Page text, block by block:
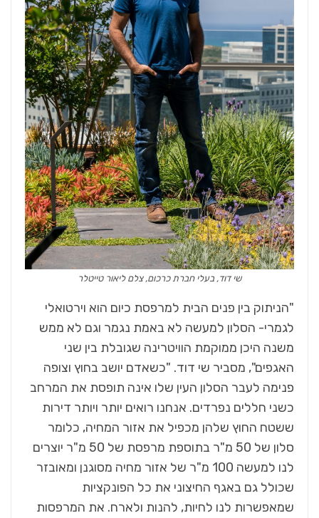
שי דוד, בעלי חברת כרכום, צלם ליאור טייטלר
"הניתוק בין פנים הבית למרפסת כיום הוא וירטואלי
לגמרי- הסלון למעשה לא באמת נגמר וגם לא ממש
משנה היכן ממוקמת הוויטרינה שגובלת בין שני
האגפים", מסביר שי דוד. "כשאדם יושב בחוץ וצופה
פנימה לעבר הסלון העין שלו אינה תופסת את המרחב
כשני חללים נפרדים. אנחנו רואים יותר ויותר דירות
ששטח החוץ שלהן מכפיל את אזור המחיה, כלומר
סלון של 50 מ"ר בתוספת מרפסת של 50 מ"ר יוצרים
לנו למעשה 100 מ"ר של אזור מחיה מסוגנן ומאובזר
שכולל גם באגף החיצוני את כל הפונקציות
שמאפשרות לנו לחיות, להנות ולארח. את המרפסות